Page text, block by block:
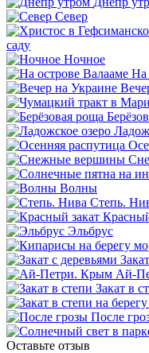
Север
саду
Ночное
На
Волны
Степь.
Эльбрус
Ай-
Закат в
После
Оставьте отзыв